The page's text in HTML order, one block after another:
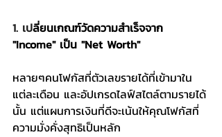
1. เปลี่ยนเกณฑ์วัดความสำเร็จจาก
"Income" เป็น "Net Worth"
หลายๆคนโฟกัสที่ตัวเลขรายได้ที่เข้ามาใน
แต่ละเดือน และอัปเกรดไลฟ์สไตล์ตามรายได้
นั้น แต่แผนการเงินที่ดีจะเน้นให้คุณโฟกัสที่
ความมั่งคั่งสุทธิเป็นหลัก